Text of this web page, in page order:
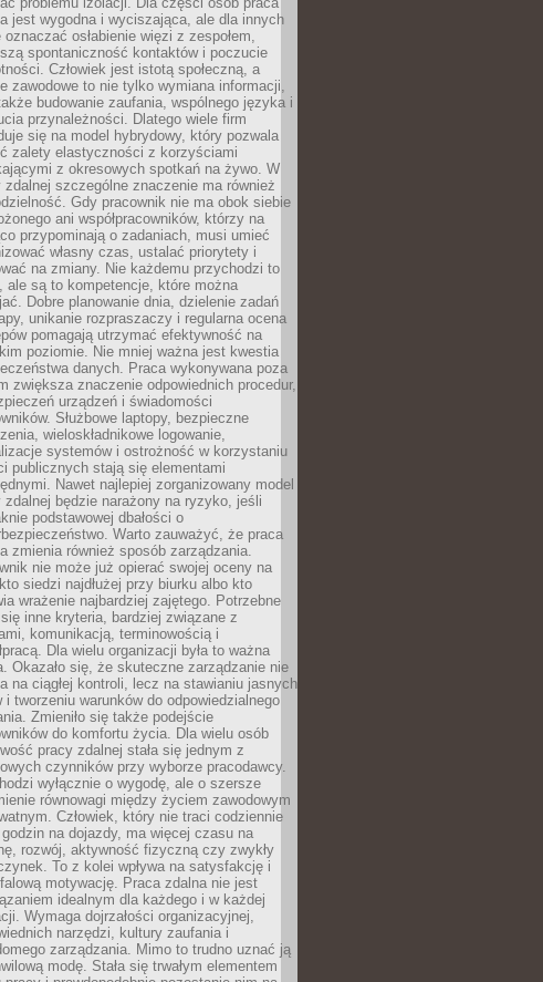
jest wygodna i wyciszająca, ale dla innych
oznaczać osłabienie więzi z zespołem,
spontaniczność kontaktów i poczucie
Człowiek jest istotą społeczną, a
zawodowe to nie tylko wymiana informacji,
budowanie zaufania, wspólnego języka i
przynależności. Dlatego wiele firm
się na model hybrydowy, który pozwala
zalety elastyczności z korzyściami
z okresowych spotkań na żywo. W
zdalnej szczególne znaczenie ma również
Gdy pracownik nie ma obok siebie
ani współpracowników, którzy na
przypominają o zadaniach, musi umieć
własny czas, ustalać priorytety i
na zmiany. Nie każdemu przychodzi to
ale są to kompetencje, które można
Dobre planowanie dnia, dzielenie zadań
unikanie rozpraszaczy i regularna ocena
pomagają utrzymać efektywność na
poziomie. Nie mniej ważna jest kwestia
danych. Praca wykonywana poza
zwiększa znaczenie odpowiednich procedur,
urządzeń i świadomości
Służbowe laptopy, bezpieczne
wieloskładnikowe logowanie,
systemów i ostrożność w korzystaniu
publicznych stają się elementami
Nawet najlepiej zorganizowany model
zdalnej będzie narażony na ryzyko, jeśli
podstawowej dbałości o
Warto zauważyć, że praca
zmienia również sposób zarządzania.
nie może już opierać swojej oceny na
siedzi najdłużej przy biurku albo kto
wrażenie najbardziej zajętego. Potrzebne
inne kryteria, bardziej związane z
komunikacją, terminowością i
Dla wielu organizacji była to ważna
Okazało się, że skuteczne zarządzanie nie
na ciągłej kontroli, lecz na stawianiu jasnych
i tworzeniu warunków do odpowiedzialnego
Zmieniło się także podejście
do komfortu życia. Dla wielu osób
pracy zdalnej stała się jednym z
czynników przy wyborze pracodawcy.
wyłącznie o wygodę, ale o szersze
równowagi między życiem zawodowym
Człowiek, który nie traci codziennie
na dojazdy, ma więcej czasu na
rozwój, aktywność fizyczną czy zwykły
To z kolei wpływa na satysfakcję i
motywację. Praca zdalna nie jest
idealnym dla każdego i w każdej
Wymaga dojrzałości organizacyjnej,
narzędzi, kultury zaufania i
zarządzania. Mimo to trudno uznać ją
modę. Stała się trwałym elementem